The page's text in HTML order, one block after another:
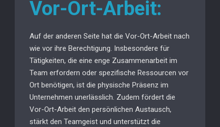
Vor-Ort-Arbeit:
Auf der anderen Seite hat die Vor-Ort-Arbeit nach
wie vor ihre Berechtigung. Insbesondere für
Tätigkeiten, die eine enge Zusammenarbeit im
Team erfordern oder spezifische Ressourcen vor
Ort benötigen, ist die physische Präsenz im
Unternehmen unerlässlich. Zudem fördert die
Vor-Ort-Arbeit den persönlichen Austausch,
stärkt den Teamgeist und unterstützt die